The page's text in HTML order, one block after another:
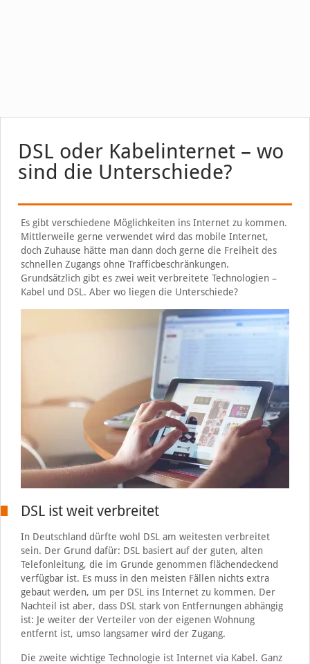
DSL oder Kabelinternet – wo
sind die Unterschiede?
Es gibt verschiedene Möglichkeiten ins Internet zu kommen.
Mittlerweile gerne verwendet wird das mobile Internet,
doch Zuhause hätte man dann doch gerne die Freiheit des
schnellen Zugangs ohne Trafficbeschränkungen.
Grundsätzlich gibt es zwei weit verbreitete Technologien –
Kabel und DSL. Aber wo liegen die Unterschiede?
DSL ist weit verbreitet
In Deutschland dürfte wohl DSL am weitesten verbreitet
sein. Der Grund dafür: DSL basiert auf der guten, alten
Telefonleitung, die im Grunde genommen flächendeckend
verfügbar ist. Es muss in den meisten Fällen nichts extra
gebaut werden, um per DSL ins Internet zu kommen. Der
Nachteil ist aber, dass DSL stark von Entfernungen abhängig
ist: Je weiter der Verteiler von der eigenen Wohnung
entfernt ist, umso langsamer wird der Zugang.
Die zweite wichtige Technologie ist Internet via Kabel. Ganz